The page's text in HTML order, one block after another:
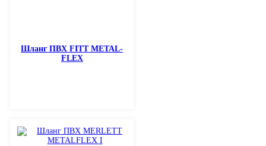
Шланг ПВХ FITT METAL-
FLEX